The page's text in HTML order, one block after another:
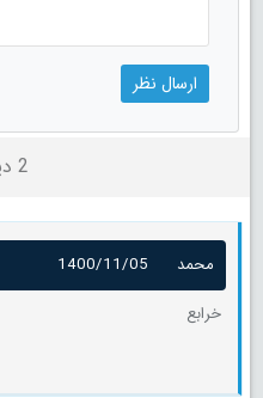
2 دیدگاه
محمد
1400/11/05
خرابع